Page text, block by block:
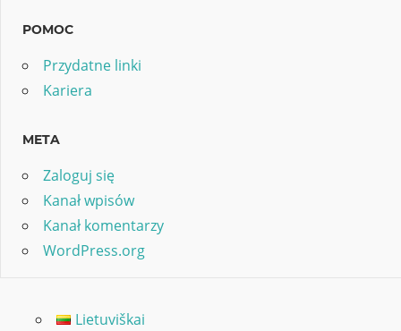
POMOC
Przydatne linki
Kariera
META
Zaloguj się
Kanał wpisów
Kanał komentarzy
WordPress.org
Lietuviškai